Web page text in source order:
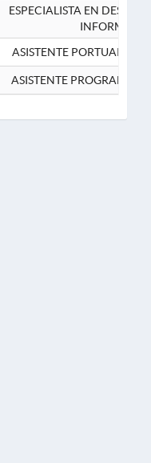
ESPECIALISTA EN
ASISTENTE PORTUARIO 2-
ASISTENTE